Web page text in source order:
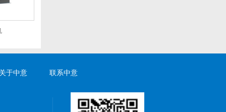
于中意 联系中意